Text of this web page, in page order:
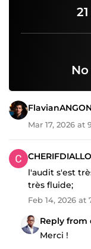
Mar 17, 2026 at
l'audit s'est
très fluide;
Feb 14, 2026 at
Reply from
Merci !